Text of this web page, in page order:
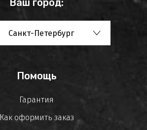
Ваш город:
Санкт-Петербург
Помощь
Гарантия
Как оформить заказ